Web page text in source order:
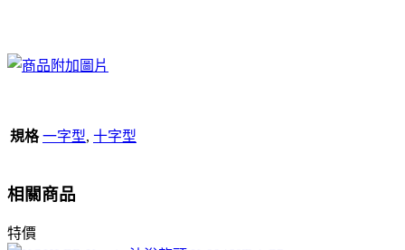
規格 一字型, 十字型
相關商品
特價